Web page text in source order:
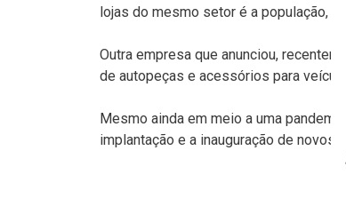
lojas do mesmo setor é a população,
Outra empresa que anunciou,
de autopeças e acessórios para
Mesmo ainda em meio a uma
implantação e a inauguração de novos